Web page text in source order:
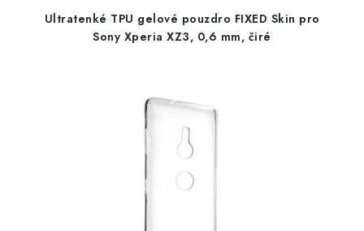
Ultratenké TPU gelové pouzdro FIXED Skin pro
Sony Xperia XZ3, 0,6 mm, čiré